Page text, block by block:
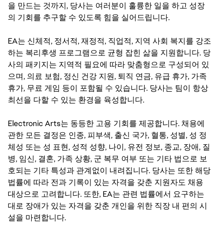
을 만드는 것까지, 당사는 여러분이 훌륭한 일을 하고 성장
의 기회를 추구할 수 있도록 힘을 실어드립니다.
EA는 신체적, 정서적, 재정적, 직업적, 지역 사회 복지를 강조
하는 복리후생 프로그램으로 균형 잡힌 삶을 지원합니다. 당
사의 패키지는 지역적 필요에 따라 맞춤형으로 구성되어 있
으며, 의료 보험, 정신 건강 지원, 퇴직 연금, 유급 휴가, 가족
휴가, 무료 게임 등이 포함될 수 있습니다. 당사는 팀이 항상
최선을 다할 수 있는 환경을 육성합니다.
Electronic Arts는 동등한 고용 기회를 제공합니다. 채용에
관한 모든 결정은 인종, 피부색, 출신 국가, 혈통, 성별, 성 정
체성 또는 성 표현, 성적 성향, 나이, 유전 정보, 종교, 장애, 질
병, 임신, 결혼, 가족 상황, 군 복무 여부 또는 기타 법으로 보
호되는 기타 특성과 관계없이 내려집니다. 당사는 또한 해당
법률에 따라 전과 기록이 있는 자격을 갖춘 지원자도 채용
대상으로 고려합니다. 또한, EA는 관련 법률에서 요구하는
대로 장애가 있는 자격을 갖춘 개인을 위한 직장 내 편의 시
설을 마련합니다.